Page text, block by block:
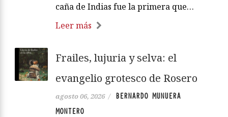
caña de Indias fue la primera que…
Leer más
Frailes, lujuria y selva: el
evangelio grotesco de Rosero
agosto 06, 2026 /
BERNARDO MUNUERA
MONTERO